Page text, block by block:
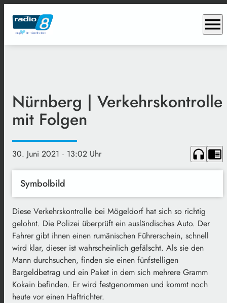
menu
Nürnberg | Verkehrskontrolle
mit Folgen
30. Juni 2021 · 13:02 Uhr headphones chrome_reader_mode
Symbolbild
Diese Verkehrskontrolle bei Mögeldorf hat sich so richtig
gelohnt. Die Polizei überprüft ein ausländisches Auto. Der
Fahrer gibt ihnen einen rumänischen Führerschein, schnell
wird klar, dieser ist wahrscheinlich gefälscht. Als sie den
Mann durchsuchen, finden sie einen fünfstelligen
Bargeldbetrag und ein Paket in dem sich mehrere Gramm
Kokain befinden. Er wird festgenommen und kommt noch
heute vor einen Haftrichter.